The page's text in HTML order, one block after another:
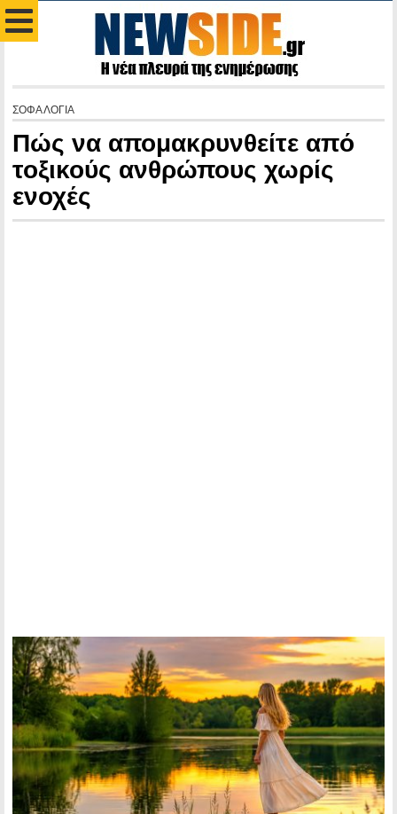
ΣΟΦΑ ΛΟΓΙΑ
Πώς να απομακρυνθείτε από
τοξικούς ανθρώπους χωρίς
ενοχές